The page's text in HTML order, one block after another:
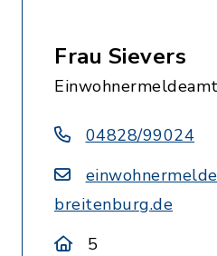
Frau Sievers
Einwohnermeldeamt
04828/99024
breitenburg.de
5